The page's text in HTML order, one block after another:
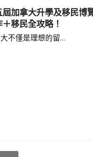
屆加拿大升學及移民博
移民全攻略！
不僅是理想的留…